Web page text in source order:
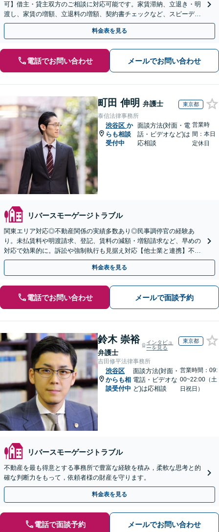
可】借主・貸主双方のご相談に対応可能です。家賃滞納、立退き・明
渡し、家賃の増額、立退料の増額、契約書チェックなど、スピーディ
ーに不動産トラブル解決【休日・夜間・当日相談に対応】
料金表を見る
電話でお問い合わせ メールでお問い合わせ
町田 伸明 弁護士 東京都
泰信法律事務所
渋谷区 か
らも相談
受付中
面談方法(対面・電
話・ビデオなど)は
応相談
営業時
間：本日
定休日
リバースモーゲージトラブル
関東エリア対応◎不動産関係の実績多数あり◎民事調停官の経験あ
り。未払賃料や明渡請求、登記、賃料の減額・増額請求など、早めの
対応で効果的に。訴訟や強制執行も見据え対応【他士業と連携】不動
産登記・税関係も対応！十数年前の仮登記抹消請求の実績も◎
料金表を見る
電話でお問い合わせ メールで面談予約
鈴木 崇裕
弁護士
インタビュ
ーを見る
東京都
吉田修平法律事務所
渋谷区
からも相
談受付中
面談方法(対面・
電話・ビデオな
ど)は応相談
営業時間：09:
00~22:00（土
日祝日）
リバースモーゲージトラブル
不動産を最も得意とする事務所で豊富な経験を積み，柔軟な思考と的
確な判断力をもって，依頼者様の財産を守ります。
料金表を見る
電話で面談予約 メールでお問い合わせ